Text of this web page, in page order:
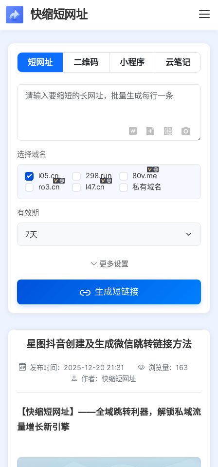
快缩短网址
短网址 二维码 小程序 云笔记
选择域名
l05.cn 298.run
80v.me
ro3.cn
l47.cn 私有域名
有效期
访问密码
社交平台 电商平台
选择防红平台类型，避免链接被拦截
iOS Android
更多设置
生成短链接
星图抖音创建及生成微信跳转链接方法
发布时间：2025-12-20 21:31
浏览量：163
作者：快缩短网址
【快缩短网址】——全域跳转利器，解锁私域流
量增长新引擎